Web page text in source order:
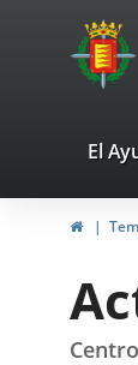
Portal
Web
de
El
Inicio